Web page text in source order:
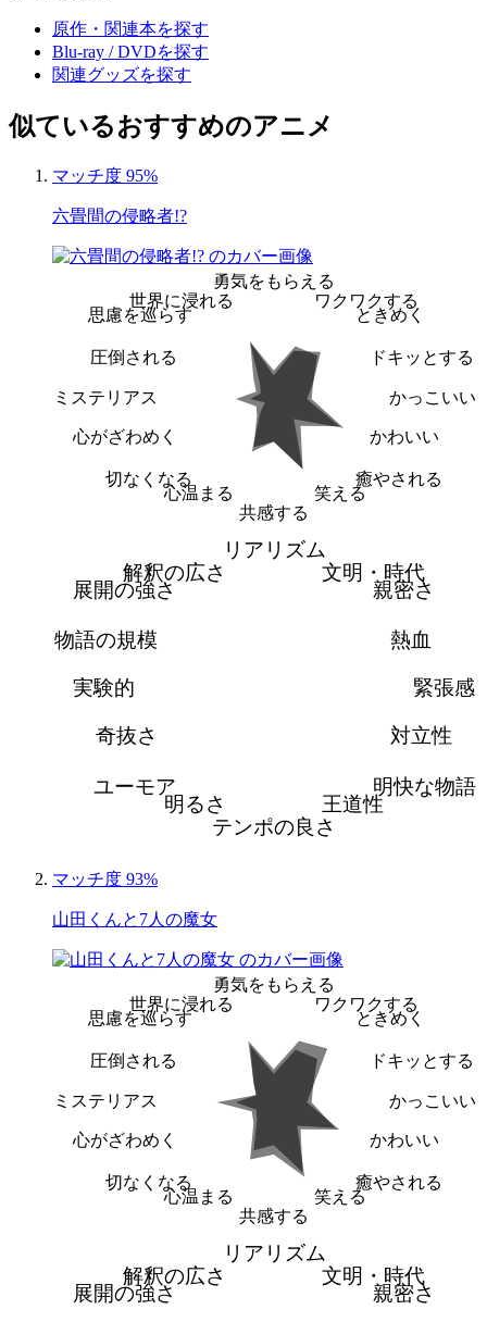
原作・関連本を探す
Blu-ray / DVDを探す
関連グッズを探す
似ているおすすめのアニメ
マッチ度 95%
六畳間の侵略者!?
勇気をもらえる
ワクワクする
ときめく
ドキッとする
かっこいい
かわいい
癒やされる
笑える
共感する
心温まる
切なくなる
心がざわめく
ミステリアス
圧倒される
思慮を巡らす
世界に浸れる
リアリズム
文明・時代
親密さ
熱血
緊張感
対立性
明快な物語
王道性
テンポの良さ
明るさ
ユーモア
奇抜さ
実験的
物語の規模
展開の強さ
解釈の広さ
マッチ度 93%
山田くんと7人の魔女
勇気をもらえる
ワクワクする
ときめく
ドキッとする
かっこいい
かわいい
癒やされる
笑える
共感する
心温まる
切なくなる
心がざわめく
ミステリアス
圧倒される
思慮を巡らす
世界に浸れる
リアリズム
文明・時代
親密さ
展開の強さ
解釈の広さ